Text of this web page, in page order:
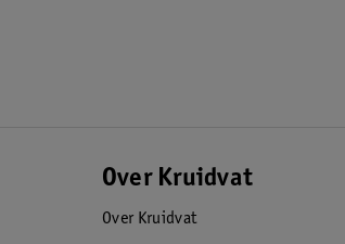
Over Kruidvat
Over Kruidvat